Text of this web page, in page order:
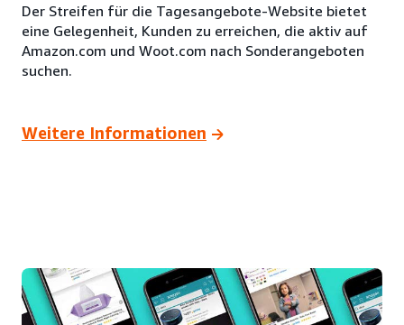
Der Streifen für die Tagesangebote-Website bietet
eine Gelegenheit, Kunden zu erreichen, die aktiv auf
Amazon.com und Woot.com nach Sonderangeboten
suchen.
Weitere Informationen